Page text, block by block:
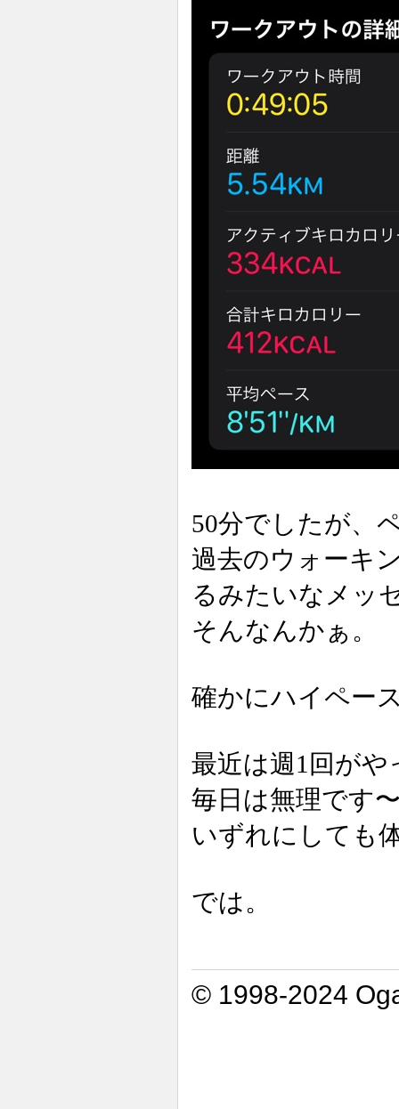
50分でしたが、
過去のウォーキ
るみたいなメッ
そんなんかぁ。
確かにハイペー
最近は週1回が
毎日は無理です
いずれにしても
では。
© 1998-2024